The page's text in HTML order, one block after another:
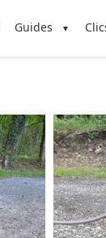
Guides